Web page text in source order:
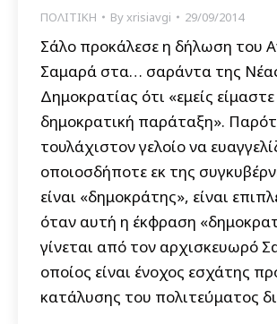
ΠΟΛΙΤΙΚΗ Byxrisiavgi 29/09/2014
Σάλο προκάλεσε η δήλωση του
Σαμαρά στα… σαράντα της
Δημοκρατίας ότι «εμείς
δημοκρατική παράταξη».
τουλάχιστον γελοίο να
οποιοσδήποτε εκ της
είναι «δημοκράτης», είναι
όταν αυτή η έκφραση
γίνεται από τον αρχισκευωρό
οποίος είναι ένοχος εσχάτης
κατάλυσης του πολιτεύματος